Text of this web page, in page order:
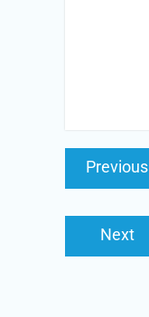
Post
navigation
Previous
Next